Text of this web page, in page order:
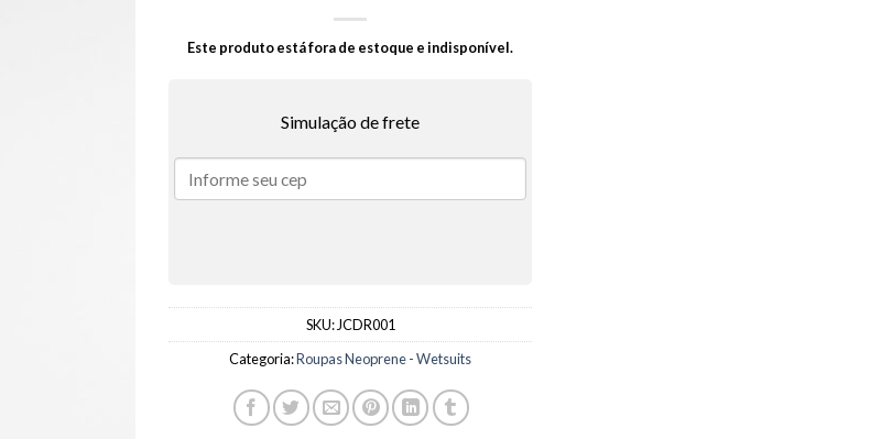
Este produto está fora de estoque e indisponível.
Simulação de frete
SKU: JCDR001
Categoria:Roupas Neoprene - Wetsuits